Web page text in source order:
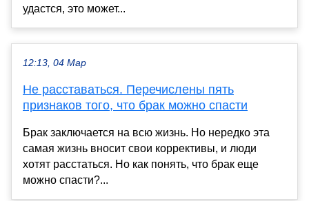
удастся, это может...
12:13, 04 Мар
Не расставаться. Перечислены пять
признаков того, что брак можно спасти
Брак заключается на всю жизнь. Но нередко эта
самая жизнь вносит свои коррективы, и люди
хотят расстаться. Но как понять, что брак еще
можно спасти?...